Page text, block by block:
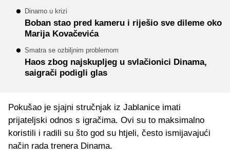
Dinamo u krizi
Boban stao pred kameru i riješio sve dileme oko
Marija Kovačevića
Smatra se ozbiljnim problemom
Haos zbog najskupljeg u svlačionici Dinama,
saigrači podigli glas
Pokušao je sjajni stručnjak iz Jablanice imati
prijateljski odnos s igračima. Ovi su to maksimalno
koristili i radili su što god su htjeli, često ismijavajući
način rada trenera Dinama.